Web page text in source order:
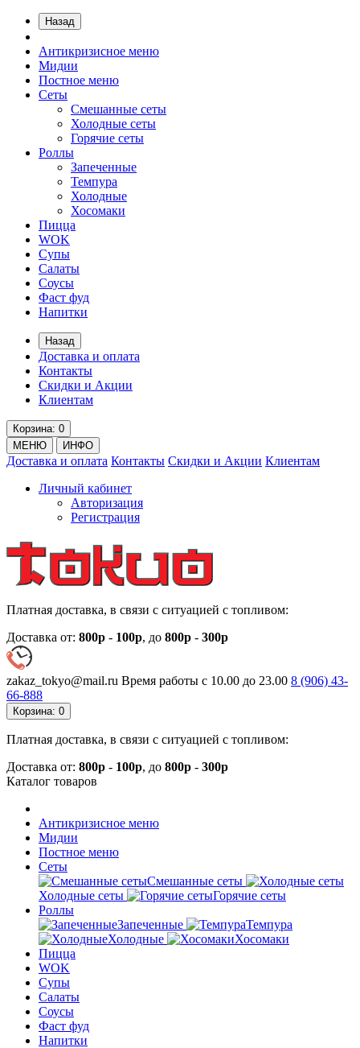
Назад
Антикризисное меню
Мидии
Постное меню
Сеты
Смешанные сеты
Холодные сеты
Горячие сеты
Роллы
Запеченные
Темпура
Холодные
Хосомаки
Пицца
WOK
Супы
Салаты
Соусы
Фаст фуд
Напитки
Назад
Доставка и оплата
Контакты
Скидки и Акции
Клиентам
Корзина: 0
МЕНЮ
ИНФО
Доставка и оплата Контакты Скидки и Акции Клиентам
Личный кабинет
Авторизация
Регистрация
Платная доставка, в связи с ситуацией с топливом:
Доставка от: 800р - 100р, до 800р - 300р
zakaz_tokyo@mail.ru Время работы с 10.00 до 23.00 8 (906) 43-
66-888
Корзина: 0
Платная доставка, в связи с ситуацией с топливом:
Доставка от: 800р - 100р, до 800р - 300р
Каталог товаров
Антикризисное меню
Мидии
Постное меню
Сеты
Смешанные сеты
Холодные сеты
Горячие сеты
Роллы
Запеченные
Темпура
Холодные
Хосомаки
Пицца
WOK
Супы
Салаты
Соусы
Фаст фуд
Напитки